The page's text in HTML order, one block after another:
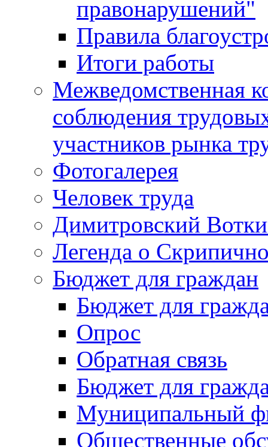
правонарушений"
Правила
Итоги работы
Межведомственная
соблюдения
участников рынка
Фотогалерея
Человек труда
Димитровский
Легенда о
Бюджет для граждан
Бюджет для
Опрос
Обратная связь
Бюджет для
Муниципальный
Общественные